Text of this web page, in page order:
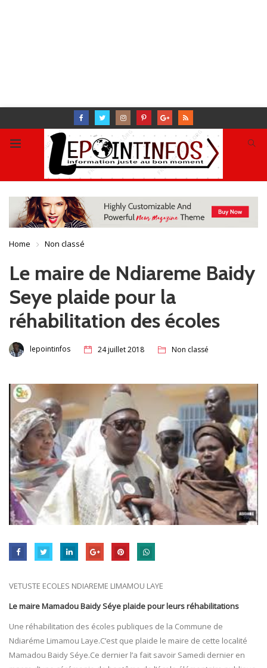
Home Non classé
Le maire de Ndiareme Baidy
Seye plaide pour la
réhabilitation des écoles
lepointinfos 24 juillet 2018 Non classé
VETUSTE ECOLES NDIAREME LIMAMOU LAYE
Le maire Mamadou Baidy Séye plaide pour leurs réhabilitations
Une réhabilitation des écoles publiques de la Commune de
Ndiaréme Limamou Laye.C’est que plaide le maire de cette localité
Mamadou Baidy Séye.Ce dernier l’a fait savoir Samedi dernier en